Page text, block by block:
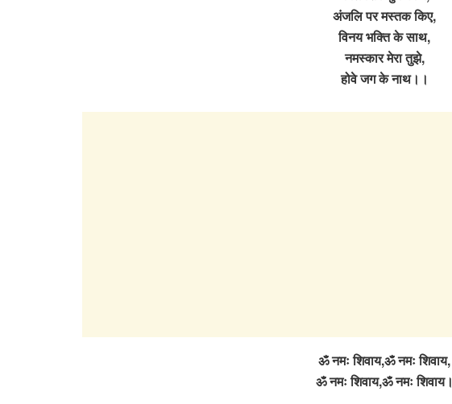
अंजलि पर मस्तक किए,
विनय भक्ति के साथ,
नमस्कार मेरा तुझे,
होवे जग के नाथ।।
ॐ नमः शिवाय,ॐ नमः शिवाय,
ॐ नमः शिवाय,ॐ नमः शिवाय।